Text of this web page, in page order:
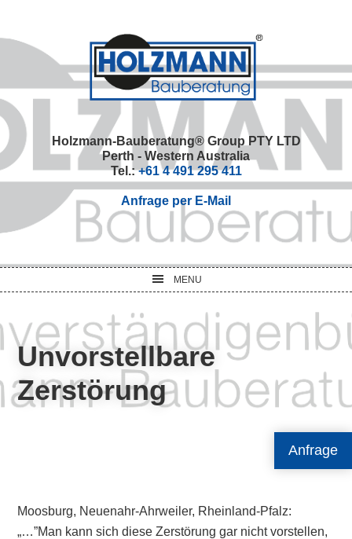
Anfrage
primary
primary
Holzmann-Bauberatung® Group PTY LTD
Perth - Western Australia
Tel.:+61 4 491 295 411
Anfrage per E-Mail
MENU
Unvorstellbare
Zerstörung
Moosburg, Neuenahr-Ahrweiler, Rheinland-Pfalz:
„…”Man kann sich diese Zerstörung gar nicht vorstellen,